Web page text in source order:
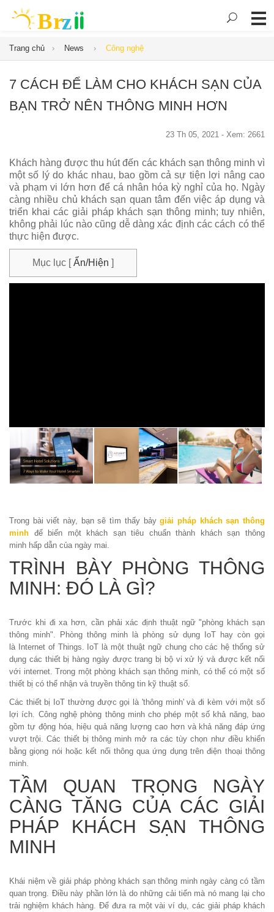
Trang chủ News Công nghệ
7 CÁCH ĐỂ LÀM CHO KHÁCH SẠN CỦA
BẠN TRỞ NÊN THÔNG MINH HƠN
23 Th 05, 2021 - Xem: 2661
Khách hàng được thu hút đến các khách sạn thông minh vì
một số lý do khác nhau, bao gồm cả sự tiện lợi nâng cao
và phạm vi lớn hơn để cá nhân hóa kỳ nghỉ của họ. Ngày
càng nhiều chủ khách sạn quan tâm đến việc áp dụng và
triển khai các giải pháp khách sạn thông minh; tuy nhiên,
không phải lúc nào cũng dễ dàng xác định các cách có thể
thực hiện được.
Mục lục [Ẩn/Hiện ]
Trong bài viết này, bạn sẽ tìm thấy bảygiải pháp khách sạn thông
minh để biến một khách sạn tiêu chuẩn thành khách sạn thông
minh hấp dẫn của ngày mai.
TRÌNH BÀY PHÒNG THÔNG
MINH: ĐÓ LÀ GÌ?
Trước khi đi xa hơn, cần phải xác định thuật ngữ "phòng khách sạn
thông minh". Phòng thông minh là phòng sử dụng IoThay còn gọi
là Internet of Things . IoT là một thuật ngữ chung cho các hệ thống sử
dụng các thiết bị hàng ngày được trang bị bộ vi xử lý và được kết nối
với internet. Trong một phòng khách sạn thông minh, có thể có một số
thiết bị có thể nhận và truyền thông tin kỹ thuật số.
Các thiết bị IoT thường được gọi là 'thông minh' và đi kèm với một số
lợi ích. Công nghệ phòng thông minh cho phép một số khả năng, bao
gồm tự động hóa, hiệu quả năng lượng cao hơn và khả năng đáp ứng
vượt trội. Các thiết bị thông minh mở ra các tùy chọn như điều khiển
bằng giọng nói hoặc kết nối thông qua ứng dụng trên điện thoại thông
minh.
TẦM QUAN TRỌNG NGÀY
CÀNG TĂNG CỦA CÁC GIẢI
PHÁP KHÁCH SẠN THÔNG
MINH
Khái niệm về giải pháp phòng khách sạn thông minh ngày càng có tầm
quan trọng. Điều này phần lớn là do những cải tiến mà nó mang lại cho
trải nghiệm khách hàng. Để đưa ra một vài ví dụ, các giải pháp khách